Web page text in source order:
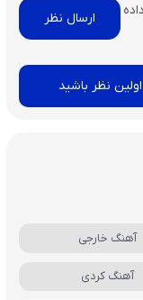
نظر باشید
آهنگ خارجی
آهنگ کردی